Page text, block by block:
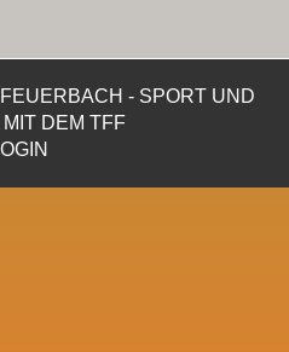
- SPORT UND
DEM TFF